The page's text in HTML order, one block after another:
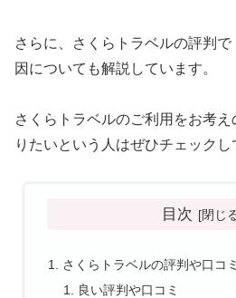
さらに、さくらトラベルの評判
因についても解説しています。
さくらトラベルのご利用をお考え
りたいという人はぜひチェックし
目次
さくらトラベルの評判や口コミ
良い評判や口コミ